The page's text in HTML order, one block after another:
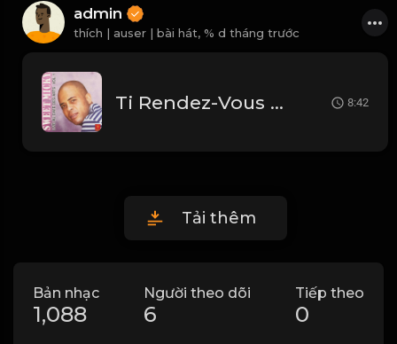
admin
thích | auser | bài hát, % d tháng trước
Ti Rendez-Vous Live 8:42
Tải thêm
Bản nhạc
1,088
Người theo dõi
6
Tiếp theo
0